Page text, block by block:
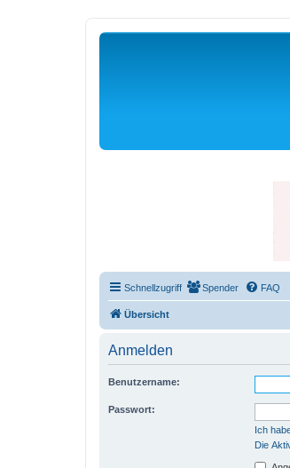
Schnellzugriff Spender FAQ
Übersicht
Anmelden
Benutzername:
Passwort:
Ich
Die